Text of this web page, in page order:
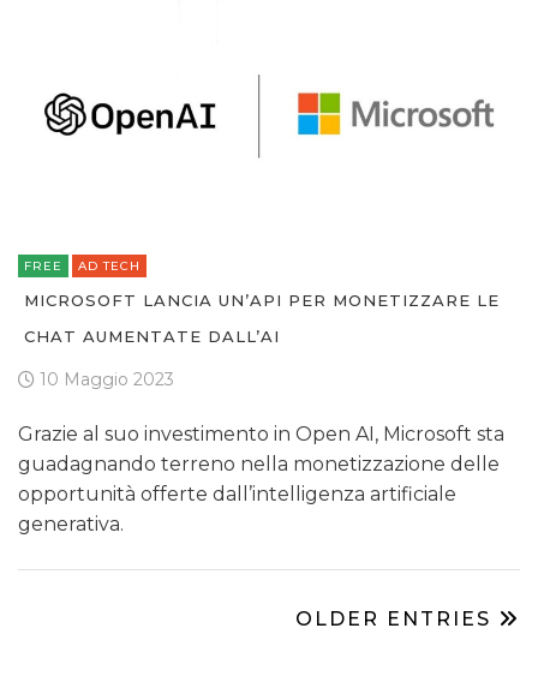
FREE AD TECH
MICROSOFT LANCIA UN’API PER MONETIZZARE LE
CHAT AUMENTATE DALL’AI
10 Maggio 2023
Grazie al suo investimento in Open AI, Microsoft sta
guadagnando terreno nella monetizzazione delle
opportunità offerte dall’intelligenza artificiale
generativa.
OLDER ENTRIES